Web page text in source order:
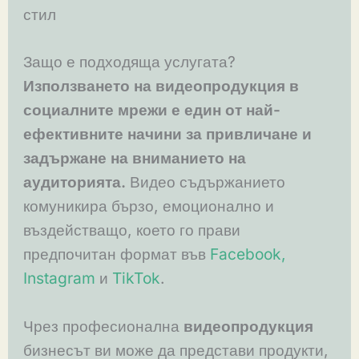
стил
Защо е подходяща услугата?
Използването на видеопродукция в
социалните мрежи е един от най-
ефективните начини за привличане и
задържане на вниманието на
аудиторията. Видео съдържанието
комуникира бързо, емоционално и
въздействащо, което го прави
предпочитан формат във Facebook,
Instagram и TikTok.
Чрез професионална видеопродукция
бизнесът ви може да представи продукти,